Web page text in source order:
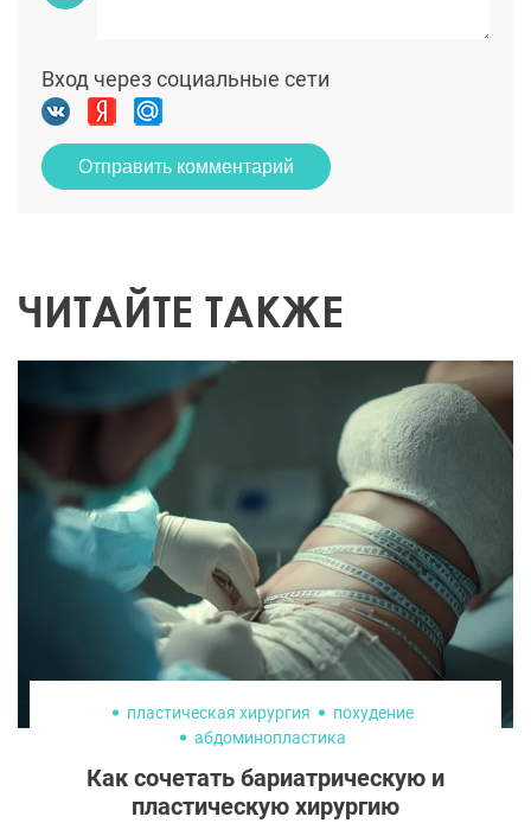
Вход через социальные сети
Отправить комментарий
ЧИТАЙТЕ ТАКЖЕ
пластическая хирургия
похудение
абдоминопластика
Как сочетать бариатрическую и
пластическую хирургию